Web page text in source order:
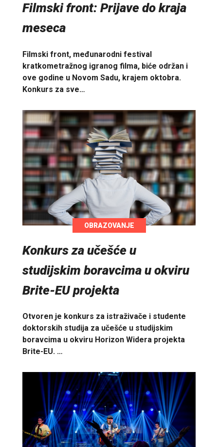
Filmski front: Prijave do kraja
meseca
Filmski front, međunarodni festival
kratkometražnog igranog filma, biće održan i
ove godine u Novom Sadu, krajem oktobra.
Konkurs za sve…
OBRAZOVANJE
Konkurs za učešće u
studijskim boravcima u okviru
Brite-EU projekta
Otvoren je konkurs za istraživače i studente
doktorskih studija za učešće u studijskim
boravcima u okviru Horizon Widera projekta
Brite-EU. …